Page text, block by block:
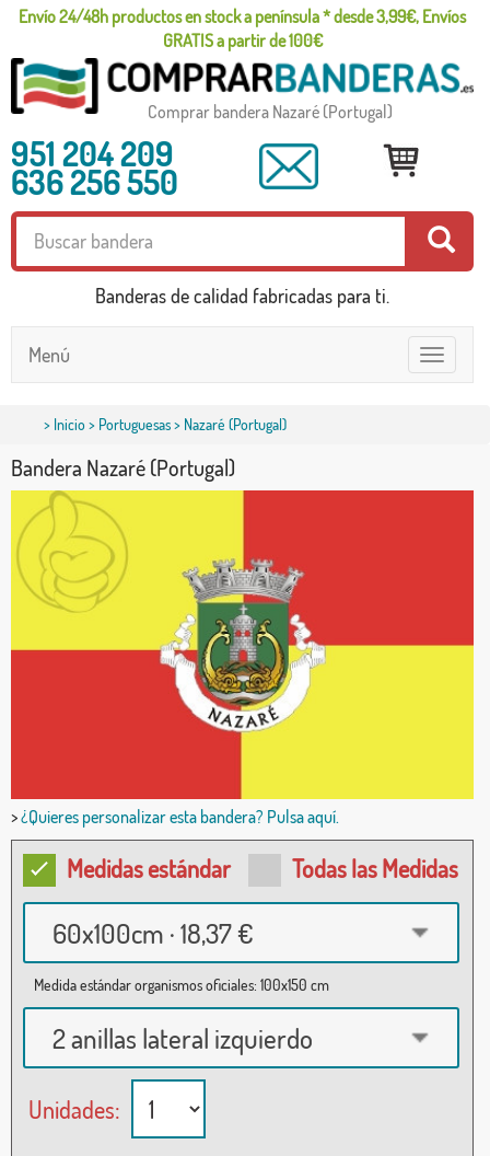
Envío 24/48h productos en stock a península * desde 3,99€, Envíos
GRATIS a partir de 100€
Comprar bandera Nazaré (Portugal)
951 204 209
636 256 550
Banderas de calidad fabricadas para ti.
Toggle
navigation
Menú
> Inicio> Portuguesas> Nazaré (Portugal)
Bandera Nazaré (Portugal)
>¿Quieres personalizar esta bandera? Pulsa aquí.
Medidas estándar Todas las Medidas
60x100cm · 18,37 €
Medida estándar organismos oficiales: 100x150 cm
2 anillas lateral izquierdo
Unidades: